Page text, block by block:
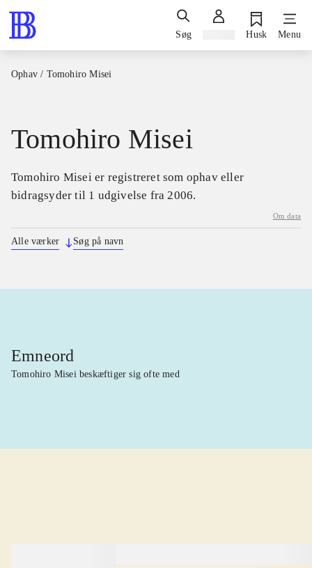
Søg Husk Menu
Ophav / Tomohiro Misei
Tomohiro Misei
Tomohiro Misei er registreret som ophav eller
bidragsyder til 1 udgivelse fra 2006.
Om data
Alle værker Søg på navn
Emneord
Tomohiro Misei beskæftiger sig ofte med